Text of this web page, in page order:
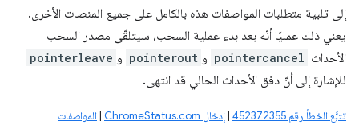
إلى تلبية متطلبات المواصفات هذه بالكامل على جميع المنصات الأخرى.
يعني ذلك عمليًا أنّه بعد بدء عملية السحب، سيتلقّى مصدر السحب
الأحداث pointercancel و pointerout و pointerleave
للإشارة إلى أنّ دفق الأحداث الحالي قد انتهى.
تتبُّع الخطأ رقم 452372355 |إدخال ChromeStatus.com |المواصفات